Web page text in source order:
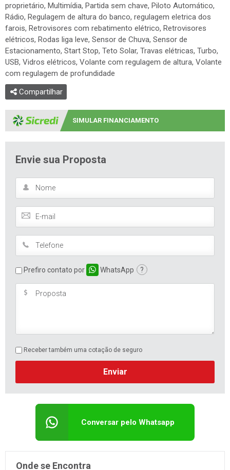
proprietário, Multimídia, Partida sem chave, Piloto Automático,
Rádio, Regulagem de altura do banco, regulagem eletrica dos
farois, Retrovisores com rebatimento elétrico, Retrovisores
elétricos, Rodas liga leve, Sensor de Chuva, Sensor de
Estacionamento, Start Stop, Teto Solar, Travas elétricas, Turbo,
USB, Vidros elétricos, Volante com regulagem de altura, Volante
com regulagem de profundidade
Compartilhar
SIMULAR FINANCIAMENTO
Envie sua Proposta
Prefiro contato por WhatsApp ?
Receber também uma cotação de seguro
Enviar
Conversar pelo Whatsapp
Onde se Encontra